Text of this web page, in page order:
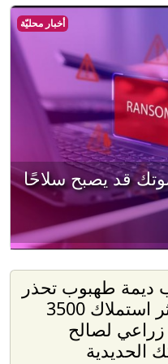
أخبار محليّة
قد يصبح سلاحًا
ديمة طهبوب تحذر
من أثر استملاك 3500
زراعي لصالح
الحديدية